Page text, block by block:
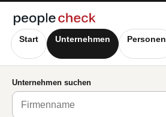
Start Unternehmen Personen
Unternehmen suchen